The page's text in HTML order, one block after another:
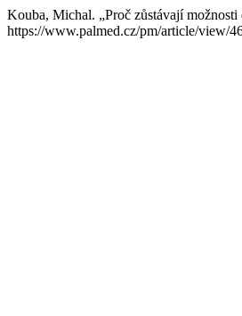
Kouba, Michal. „Proč zůstávají
https://www.palmed.cz/pm/article/view/